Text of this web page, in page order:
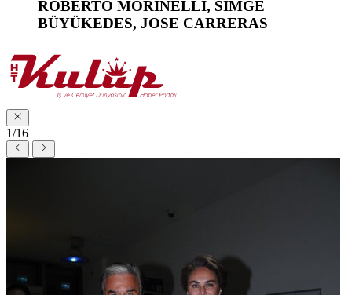
ROBERTO MORİNELLİ, SİMGE
BÜYÜKEDES, JOSE CARRERAS
1/16